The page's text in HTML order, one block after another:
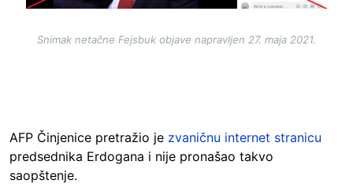
Snimak netačne Fejsbuk objave napravljen 27. maja 2021.
AFP Činjenice pretražio je zvaničnu internet stranicu
predsednika Erdogana i nije pronašao takvo
saopštenje.